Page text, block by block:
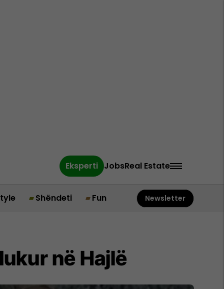
Eksperti JobsReal Estate
Shëndeti Fun Newsletter
në​ Hajlë